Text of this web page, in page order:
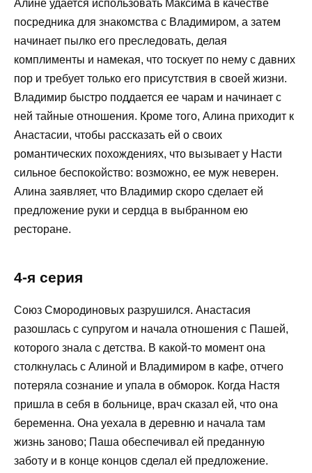
Алине удается использовать Максима в качестве
посредника для знакомства с Владимиром, а затем
начинает пылко его преследовать, делая
комплименты и намекая, что тоскует по нему с давних
пор и требует только его присутствия в своей жизни.
Владимир быстро поддается ее чарам и начинает с
ней тайные отношения. Кроме того, Алина приходит к
Анастасии, чтобы рассказать ей о своих
романтических похождениях, что вызывает у Насти
сильное беспокойство: возможно, ее муж неверен.
Алина заявляет, что Владимир скоро сделает ей
предложение руки и сердца в выбранном ею
ресторане.
4-я серия
Союз Смородиновых разрушился. Анастасия
разошлась с супругом и начала отношения с Пашей,
которого знала с детства. В какой-то момент она
столкнулась с Алиной и Владимиром в кафе, отчего
потеряла сознание и упала в обморок. Когда Настя
пришла в себя в больнице, врач сказал ей, что она
беременна. Она уехала в деревню и начала там
жизнь заново; Паша обеспечивал ей преданную
заботу и в конце концов сделал ей предложение.